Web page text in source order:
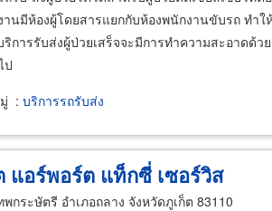
านมีห้องผู้โดยสารแยกกับห้องพนักงานขับรถ ทำ
ริการรับส่งผู้ป่วยเสร็จจะมีการทำความสะอาดด้
ป
: บริการรถรับส่ง
แอร์พอร์ต แท็กซี่ เซอร์วิส
พกระษัตรี อำเภอถลาง จังหวัดภูเก็ต 83110